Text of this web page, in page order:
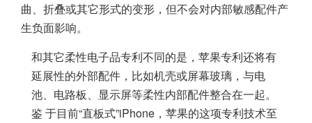
曲、折叠或其它形式的变形，但不会对内部敏感配件产
生负面影响。
和其它柔性电子品专利不同的是，苹果专利还将有
延展性的外部配件，比如机壳或屏幕玻璃，与电
池、电路板、显示屏等柔性内部配件整合在一起。
鉴 于目前“直板式”iPhone，苹果的这项专利技术至